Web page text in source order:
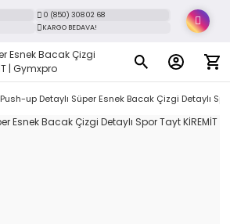
0 (850) 308 02 68
KARGO BEDAVA!
Push-up Detaylı Süper Esnek Bacak Çizgi Detaylı